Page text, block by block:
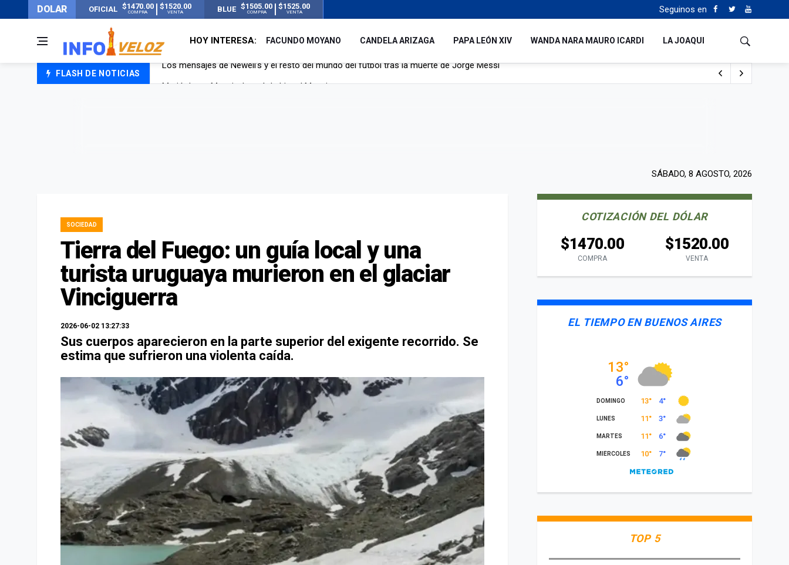
DOLAR OFICIAL $1470.00
COMPRA
$1520.00
VENTA BLUE $1505.00
COMPRA
$1525.00
VENTA Seguinos en
HOY INTERESA: FACUNDO MOYANO CANDELA ARIZAGA PAPA LEÓN XIV WANDA NARA MAURO ICARDI LA JOAQUI
FLASH DE NOTICIAS
SÁBADO, 8 AGOSTO, 2026
SOCIEDAD
Tierra del Fuego: un guía local y una
turista uruguaya murieron en el glaciar
Vinciguerra
2026-06-02 13:27:33
Sus cuerpos aparecieron en la parte superior del exigente recorrido. Se
estima que sufrieron una violenta caída.
COTIZACIÓN DEL DÓLAR
$1470.00
COMPRA
$1520.00
VENTA
EL TIEMPO EN BUENOS AIRES
TOP 5